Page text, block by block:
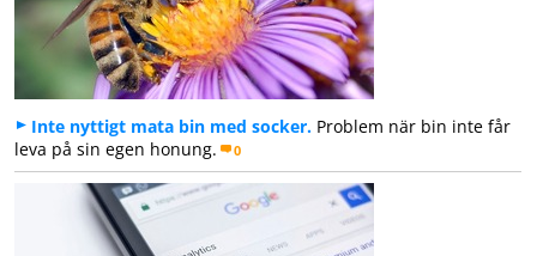
Inte nyttigt mata bin med socker. Problem när bin inte får
leva på sin egen honung.
0